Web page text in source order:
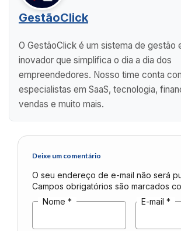
GestãoClick
O GestãoClick é um sistema de gestão
inovador que simplifica o dia a dia dos
empreendedores. Nosso time conta
especialistas em SaaS, tecnologia,
vendas e muito mais.
Deixe um comentário
O seu endereço de e-mail não será
Campos obrigatórios são marcados
Nome * E-mail *